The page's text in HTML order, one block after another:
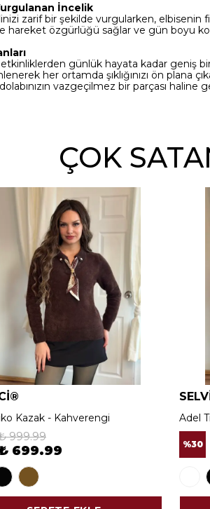
İncelik
zarif bir şekilde vurgularken, elbisenin
ile hareket özgürlüğü sağlar ve gün boyu
günlük hayata kadar geniş
her ortamda şıklığınızı ön plana
vazgeçilmez bir parçası haline
ÇOK
Kazak - Kahverengi
999.99
699.99
Adel
%30